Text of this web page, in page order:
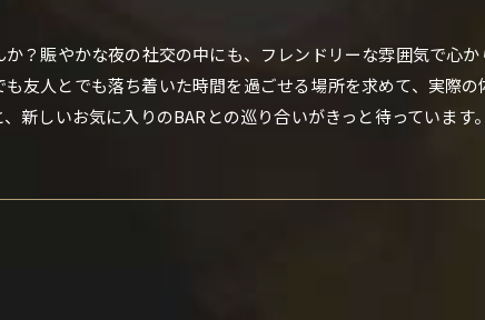
？賑やかな夜の社交の中にも、フレンドリーな雰囲気で心
友人とでも落ち着いた時間を過ごせる場所を求めて、実際
新しいお気に入りのBARとの巡り合いがきっと待っています。